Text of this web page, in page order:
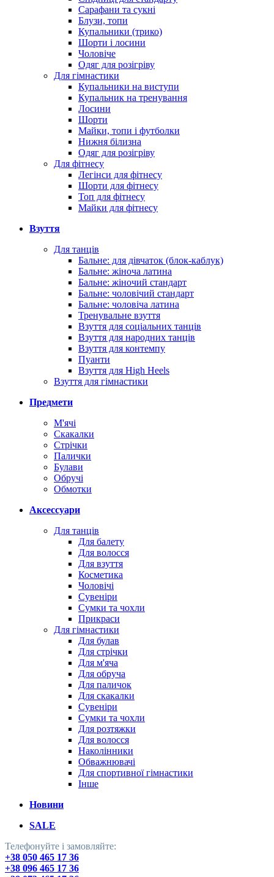
Сарафани та сукні
Блузи, топи
Купальники (трико)
Шорти і лосини
Чоловіче
Одяг для розігріву
Для гімнастики
Купальники на виступи
Купальник на тренування
Лосини
Шорти
Майки, топи і футболки
Нижня білизна
Одяг для розігріву
Для фітнесу
Легінси для фітнесу
Шорти для фітнесу
Топ для фітнесу
Майки для фітнесу
Взуття
Для танців
Бальне: для дівчаток (блок-каблук)
Бальне: жіноча латина
Бальне: жіночий стандарт
Бальне: чоловічий стандарт
Бальне: чоловіча латина
Тренувальне взуття
Взуття для соціальних танців
Взуття для народних танців
Взуття для контемпу
Пуанти
Взуття для High Heels
Взуття для гімнастики
Предмети
М'ячі
Скакалки
Стрічки
Палички
Булави
Обручі
Обмотки
Аксессуари
Для танців
Для балету
Для волосся
Для взуття
Косметика
Чоловічі
Сувеніри
Сумки та чохли
Прикраси
Для гімнастики
Для булав
Для стрічки
Для м'яча
Для обруча
Для паличок
Для скакалки
Сувеніри
Сумки та чохли
Для розтяжки
Для волосся
Наколінники
Обважнювачі
Для спортивної гімнастики
Інше
Новини
SALE
Телефонуйте і замовляйте:
+38 050 465 17 36
+38 096 465 17 36